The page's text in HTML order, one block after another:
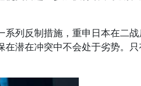
列反制措施，重申日本在二战
潜在冲突中不会处于劣势。